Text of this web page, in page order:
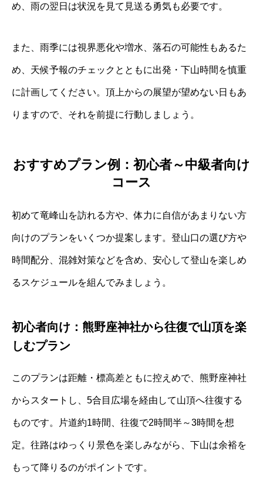
め、雨の翌日は状況を見て見送る勇気も必要です。
また、雨季には視界悪化や増水、落石の可能性もあるた
め、天候予報のチェックとともに出発・下山時間を慎重
に計画してください。頂上からの展望が望めない日もあ
りますので、それを前提に行動しましょう。
おすすめプラン例：初心者～中級者向け
コース
初めて竜峰山を訪れる方や、体力に自信があまりない方
向けのプランをいくつか提案します。登山口の選び方や
時間配分、混雑対策などを含め、安心して登山を楽しめ
るスケジュールを組んでみましょう。
初心者向け：熊野座神社から往復で山頂を楽
しむプラン
このプランは距離・標高差ともに控えめで、熊野座神社
からスタートし、5合目広場を経由して山頂へ往復する
ものです。片道約1時間、往復で2時間半～3時間を想
定。往路はゆっくり景色を楽しみながら、下山は余裕を
もって降りるのがポイントです。